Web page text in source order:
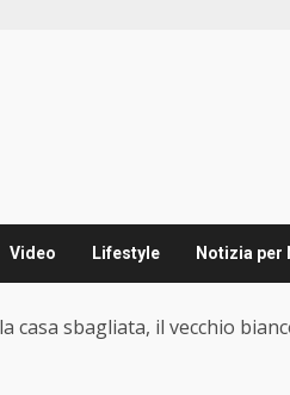
Video Lifestyle Notizia per
casa sbagliata, il vecchio